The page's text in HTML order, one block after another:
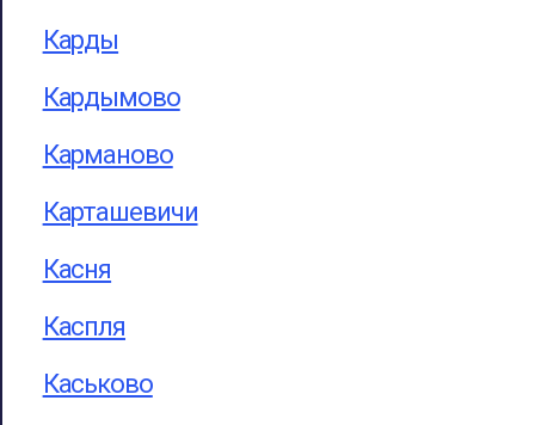
Карды
Кардымово
Карманово
Карташевичи
Касня
Каспля
Каськово